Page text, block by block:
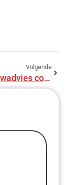
Volgende
Kun je bouwadvies combineren met andere diensten?